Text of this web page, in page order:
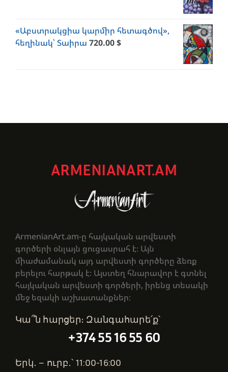
«Աբստրակցիա կարմիր հետագծով»,
հեղինակ՝ Տաիրա 720.00$
ARMENIANART.AM
ArmenianArt.am-ը հայկական արվեստի
գործերի օնլայն ցուցասրահ է։ Այն
միաժամանակ այդ արվեստի գործերը ձեռք
բերելու հարթակ է։ Այստեղ հնարավոր է գտնել
հայկական արվեստի գործերի, իրենց տեսակի
մեջ եզակի աշխատանքներ։
Կա՞ն հարցեր։ Զանգահարե՛ք՝
+374 55 16 55 60
Երկ․ – ուրբ․՝ 11:00-16:00